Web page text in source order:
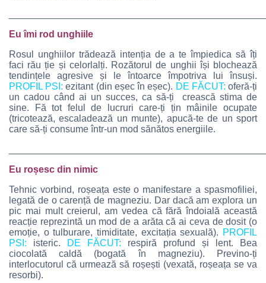
Eu îmi rod unghiile
Rosul unghiilor trădează intenția de a te împiedica să îți
faci rău ție și celorlalți. Rozătorul de unghii își blochează
tendințele agresive și le întoarce împotriva lui însuși.
PROFIL PSI: ezitant (din eșec în eșec). DE FĂCUT: oferă-ți
un cadou când ai un succes, ca să-ți crească stima de
sine. Fă tot felul de lucruri care-ți țin mâinile ocupate
(tricotează, escaladează un munte), apucă-te de un sport
care să-ți consume într-un mod sănătos energiile.
Eu roșesc din nimic
Tehnic vorbind, roșeața este o manifestare a spasmofiliei,
legată de o carență de magneziu. Dar dacă am explora un
pic mai mult creierul, am vedea că fără îndoială această
reacție reprezintă un mod de a arăta că ai ceva de dosit (o
emoție, o tulburare, timiditate, excitația sexuală). PROFIL
PSI: isteric. DE FĂCUT: respiră profund și lent. Bea
ciocolată caldă (bogată în magneziu). Previno-ți
interlocutorul că urmează să roșești (vexată, roșeața se va
resorbi).